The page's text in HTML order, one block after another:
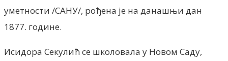
уметности /САНУ/, рођена је на данашњи дан
1877. године.
Исидора Секулић се школовала у Новом Саду,